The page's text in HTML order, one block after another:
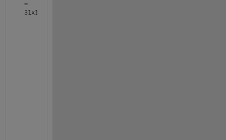
=
31x1